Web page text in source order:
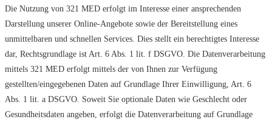
Die Nutzung von 321 MED erfolgt im Interesse einer ansprechenden
Darstellung unserer Online-Angebote sowie der Bereitstellung eines
unmittelbaren und schnellen Services. Dies stellt ein berechtigtes Interesse
dar, Rechtsgrundlage ist Art. 6 Abs. 1 lit. f DSGVO. Die Datenverarbeitung
mittels 321 MED erfolgt mittels der von Ihnen zur Verfügung
gestellten/eingegebenen Daten auf Grundlage Ihrer Einwilligung, Art. 6
Abs. 1 lit. a DSGVO. Soweit Sie optionale Daten wie Geschlecht oder
Gesundheitsdaten angeben, erfolgt die Datenverarbeitung auf Grundlage